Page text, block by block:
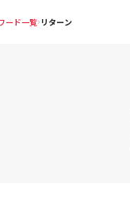
ード一覧 リターン